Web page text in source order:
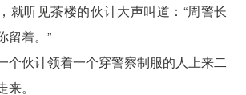
就听见茶楼的伙计大声叫道：“周警长
留着。”
个伙计领着一个穿警察制服的人上来二
。